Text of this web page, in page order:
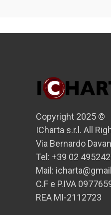
Copyright 2025 ©
ICharta s.r.l. All
Via Bernardo
Tel: +39 02
Mail:
C.F e P.IVA
REA MI-2112723